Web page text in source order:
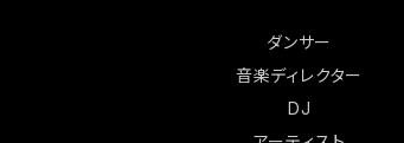
ダンサー
音楽ディレクター
DJ